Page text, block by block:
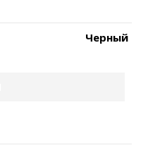
Черный